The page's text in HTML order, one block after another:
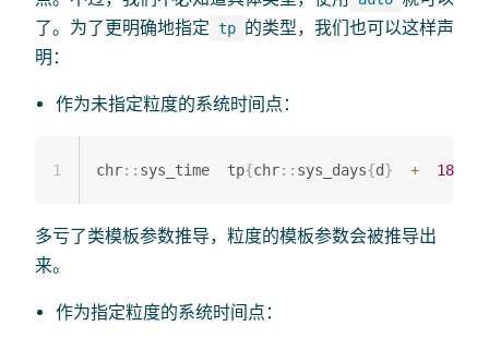
了。为了更明确地指定 tp 的类型，我们也可以这样声
明：
作为未指定粒度的系统时间点：
chr:: sys_time  tp{chr:: sys_days{d} + 18
1
多亏了类模板参数推导，粒度的模板参数会被推导出
来。
作为指定粒度的系统时间点：